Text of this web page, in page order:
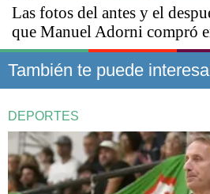
Las fotos del antes y el
que Manuel Adorni compró
También te puede
DEPORTES